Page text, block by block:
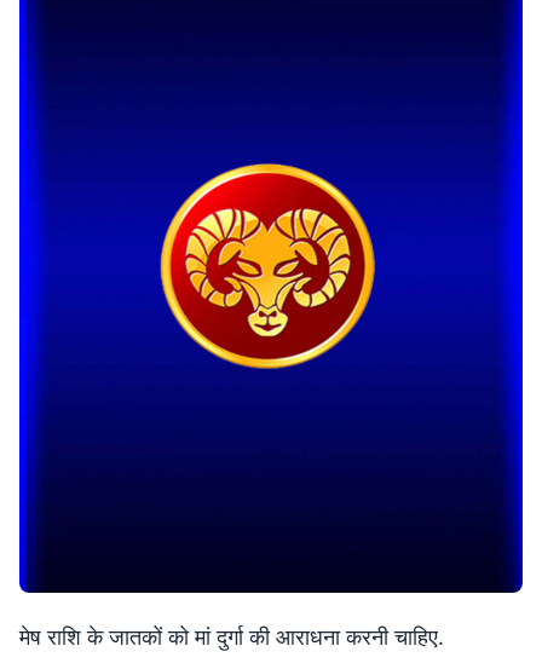
मेष राशि के जातकों को मां दुर्गा की आराधना करनी चाहिए.